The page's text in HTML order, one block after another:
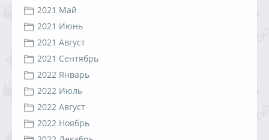
2021 Май
2021 Июнь
2021 Август
2021 Сентябрь
2022 Январь
2022 Июль
2022 Август
2022 Ноябрь